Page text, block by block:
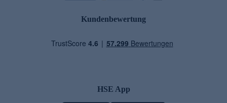
Kundenbewertung
HSE App